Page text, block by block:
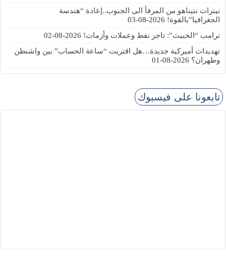
نيترات نتيناهو من المرفأ الى الجنوب..إعادة “هندسة
الجغرافيا”بالقوة! 2026-08-03
ترامب “الخبيث”: تاجر نفط وعملات وأزمات! 2026-08-02
تهديدات أميركية جديدة…هل اقتربت “ساعة الحساب” بين واشنطن
وطهران؟ 2026-08-01
تابعونا على فيسبوك